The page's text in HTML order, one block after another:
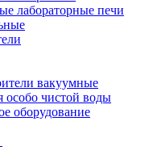
лабораторные печи
вакуумные
чистой воды
оборудование